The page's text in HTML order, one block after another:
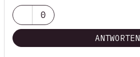
0
ANTWORTEN